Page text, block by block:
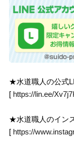
★水道職人の公式
[ https://lin.ee/
★水道職人のイン
[ https://